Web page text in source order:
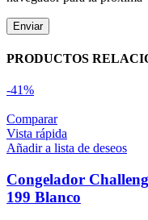
PRODUCTOS
-41%
Comparar
Vista rápida
Añadir a lista de deseos
Congelador
199 Blanco